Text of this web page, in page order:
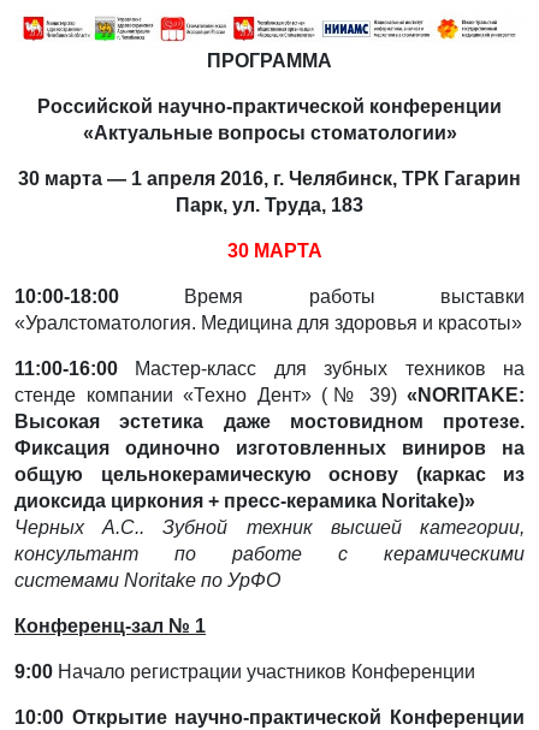
ПРОГРАММА
Российской научно-практической конференции
«Актуальные вопросы стоматологии»
30 марта — 1 апреля 2016, г. Челябинск, ТРК Гагарин
Парк, ул. Труда, 183
30 МАРТА
10:00-18:00 Время работы выставки
«Уралстоматология. Медицина для здоровья и красоты»
11:00-16:00 Мастер-класс для зубных техников на
стенде компании «Техно Дент» (№ 39) « NORITAKE:
Высокая эстетика даже мостовидном протезе.
Фиксация одиночно изготовленных виниров на
общую цельнокерамическую основу (каркас из
диоксида циркония + пресс-керамика Noritake)»
Черных А.С.. Зубной техник высшей категории,
консультант по работе с керамическими
системами Noritake по УрФО
Конференц-зал № 1
9:00 Начало регистрации участников Конференции
10:00 Открытие научно-практической Конференции